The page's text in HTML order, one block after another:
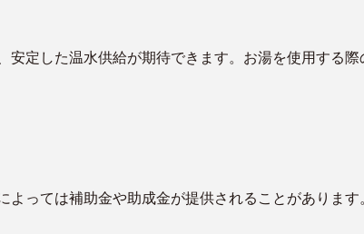
安定した温水供給が期待できます。お湯を使用する際
よっては補助金や助成金が提供されることがあります